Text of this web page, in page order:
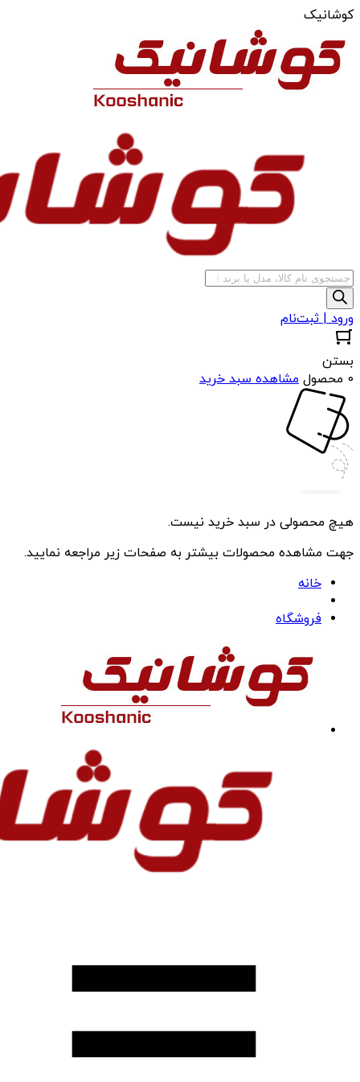
کوشانیک
جستجوی
محصولات
ورود | ثبت‌نام
بستن
0 محصول
مشاهده سبد خرید
هیچ محصولی در سبد خرید نیست.
جهت مشاهده محصولات بیشتر به صفحات زیر مراجعه نمایید.
خانه
فروشگاه